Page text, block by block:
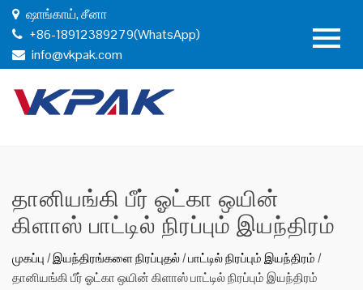
ஷாங்காய், சீனா
+86-18912389279(WhatsApp)
info@vkpak.com
தானியங்கி பீர் ஓட்கா ஒயின்
கிளாஸ் பாட்டில் நிரப்பும் இயந்திரம்
முகப்பு /இயந்திரங்களை நிரப்புதல்/பாட்டில் நிரப்பும் இயந்திரம் /
தானியங்கி பீர் ஓட்கா ஒயின் கிளாஸ் பாட்டில் நிரப்பும் இயந்திரம்